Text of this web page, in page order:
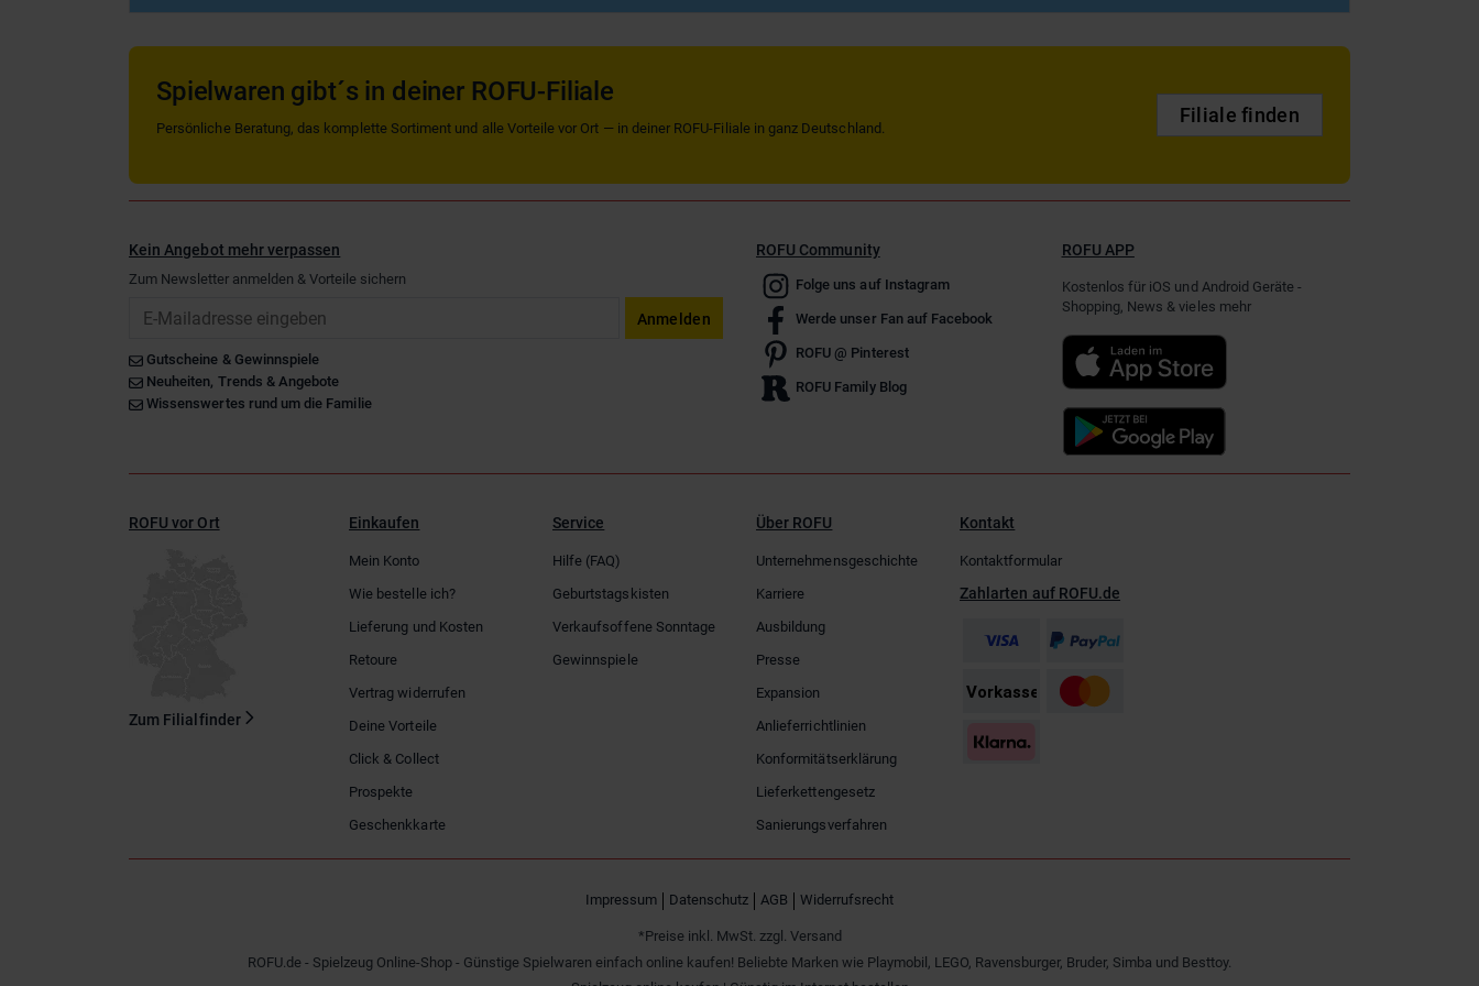
Spielwaren gibt´s in deiner ROFU-Filiale
Persönliche Beratung, das komplette Sortiment und alle Vorteile vor Ort — in deiner ROFU-Filiale in ganz Deutschland.
Filiale finden
Kein Angebot mehr verpassen
Zum Newsletter anmelden & Vorteile sichern
Anmelden
Gutscheine & Gewinnspiele
Neuheiten, Trends & Angebote
Wissenswertes rund um die Familie
ROFU Community
Folge uns auf Instagram
Werde unser Fan auf Facebook
ROFU @ Pinterest
ROFU Family Blog
ROFU APP
Kostenlos für iOS und Android Geräte -
Shopping, News & vieles mehr
ROFU vor Ort
Zum Filialfinder
Einkaufen
Mein Konto
Wie bestelle ich?
Lieferung und Kosten
Retoure
Vertrag widerrufen
Deine Vorteile
Click & Collect
Prospekte
Geschenkkarte
Service
Hilfe (FAQ)
Geburtstagskisten
Verkaufsoffene Sonntage
Gewinnspiele
Über ROFU
Unternehmensgeschichte
Karriere
Ausbildung
Presse
Expansion
Anlieferrichtlinien
Konformitätserklärung
Lieferkettengesetz
Sanierungsverfahren
Kontakt
Kontaktformular
Zahlarten auf ROFU.de
Impressum Datenschutz AGB Widerrufsrecht
*Preise inkl. MwSt. zzgl. Versand
ROFU.de - Spielzeug Online-Shop - Günstige Spielwaren einfach online kaufen! Beliebte Marken wie Playmobil, LEGO, Ravensburger, Bruder, Simba und Besttoy.